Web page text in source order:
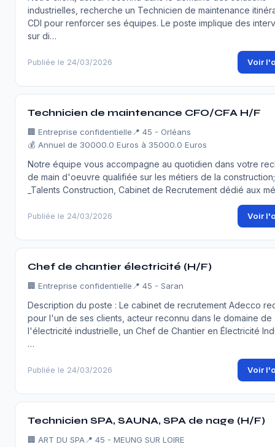
industrielles, recherche un Technicien de maintenance
CDI pour renforcer ses équipes. Le poste implique des
sur di…
Publiée le 24/03/2026 Voir
Technicien de maintenance CFO/CFA H/F
🏢 Entreprise confidentielle 📍 45 - Orléans
💰 Annuel de 30000.0 Euros à 35000.0 Euros
Notre équipe vous accompagne au quotidien dans votre
de main d'oeuvre qualifiée sur les métiers de la construction;
_Talents Construction, Cabinet de Recrutement dédié aux
Publiée le 24/03/2026 Voir
Chef de chantier électricité (H/F)
🏢 Entreprise confidentielle 📍 45 - Saran
Description du poste : Le cabinet de recrutement Adecco
pour l'un de ses clients, acteur reconnu dans le domaine de
l'électricité industrielle, un Chef de Chantier en Électricité
…
Publiée le 24/03/2026 Voir
Technicien SPA, SAUNA, SPA de nage (H/F)
🏢 ART DU SPA📍 45 - MEUNG SUR LOIRE